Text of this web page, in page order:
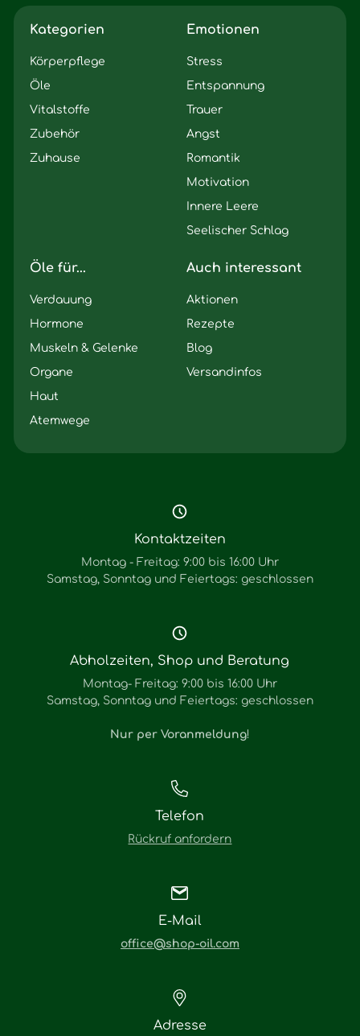
Kategorien
Körperpflege
Öle
Vitalstoffe
Zubehör
Zuhause
Emotionen
Stress
Entspannung
Trauer
Angst
Romantik
Motivation
Innere Leere
Seelischer Schlag
Öle für...
Verdauung
Hormone
Muskeln & Gelenke
Organe
Haut
Atemwege
Auch interessant
Aktionen
Rezepte
Blog
Versandinfos
Kontaktzeiten
Montag - Freitag: 9:00 bis 16:00 Uhr
Samstag, Sonntag und Feiertags: geschlossen
Abholzeiten, Shop und Beratung
Montag- Freitag: 9:00 bis 16:00 Uhr
Samstag, Sonntag und Feiertags: geschlossen
Nur per Voranmeldung!
Telefon
Rückruf anfordern
E-Mail
office@shop-oil.com
Adresse